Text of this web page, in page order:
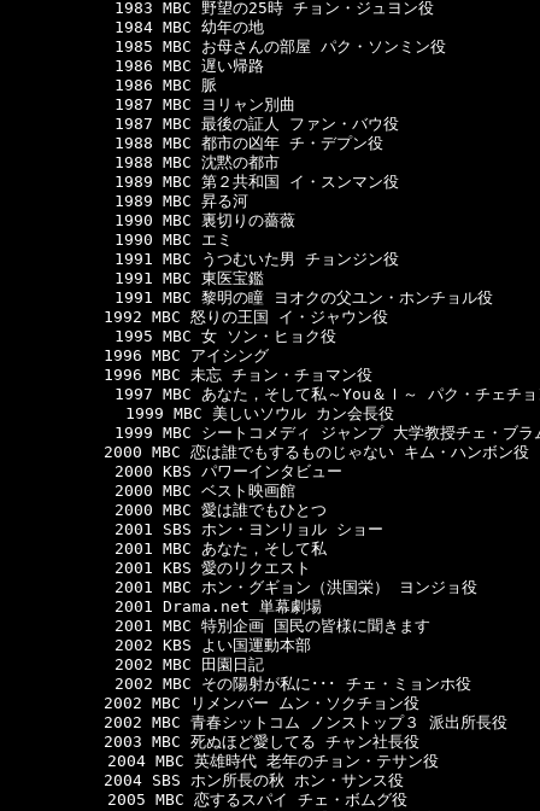
      　　　1983 MBC 野望の25時 チョン・ジュヨン役
      　　　1984 MBC 幼年の地
      　　　1985 MBC お母さんの部屋 パク・ソンミン役
      　　　1986 MBC 遅い帰路
      　　　1986 MBC 脈
      　　　1987 MBC ヨリャン別曲
      　　　1987 MBC 最後の証人 ファン・バウ役
      　　　1988 MBC 都市の凶年 チ・デプン役
      　　　1988 MBC 沈黙の都市
      　　　1989 MBC 第２共和国 イ・スンマン役
      　　　1989 MBC 昇る河
      　　　1990 MBC 裏切りの薔薇
      　　　1990 MBC エミ
      　　　1991 MBC うつむいた男 チョンジン役
      　　　1991 MBC 東医宝鑑
      　　　1991 MBC 黎明の瞳 ヨオクの父ユン・ホンチョル役
1992 MBC 怒りの王国 イ・ジャウン役
      　　　1995 MBC 女 ソン・ヒョク役
1996 MBC アイシング
1996 MBC 未忘 チョン・チョマン役
　　　1997 MBC あなた，そして私～You＆Ｉ～ パク・チェ
            1999 MBC 美しいソウル カン会長役
　　　1999 MBC シートコメディ ジャンプ 大学教授チェ・ブラ
2000 MBC 恋は誰でもするものじゃない キム・ハンボン役
      　　　2000 KBS パワーインタビュー
      　　　2000 MBC ベスト映画館
      　　　2000 MBC 愛は誰でもひとつ
      　　　2001 SBS ホン・ヨンリョル ショー
      　　　2001 MBC あなた，そして私
      　　　2001 KBS 愛のリクエスト
      　　　2001 MBC ホン・グギョン（洪国栄） ヨンジョ役
      　　　2001 Drama.net 単幕劇場
      　　　2001 MBC 特別企画 国民の皆様に聞きます
      　　　2002 KBS よい国運動本部
      　　　2002 MBC 田園日記
      　　　2002 MBC その陽射が私に･･･ チェ・ミョンホ役
2002 MBC リメンバー ムン・ソクチョン役
2002 MBC 青春シットコム ノンストップ３ 派出所長役
2003 MBC 死ぬほど愛してる チャン社長役
  　　　　　2004 MBC 英雄時代 老年のチョン・テサン役
2004 SBS ホン所長の秋 ホン・サンス役
  　　　　　2005 MBC 恋するスパイ チェ・ボムグ役